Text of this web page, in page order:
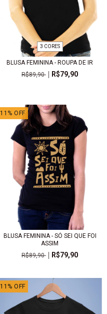
3 CORES
BLUSA FEMININA - ROUPA DE IR
R$89,90
R$79,90
11 % OFF
BLUSA FEMININA - SÓ SEI QUE FOI
ASSIM
R$89,90
R$79,90
11 % OFF